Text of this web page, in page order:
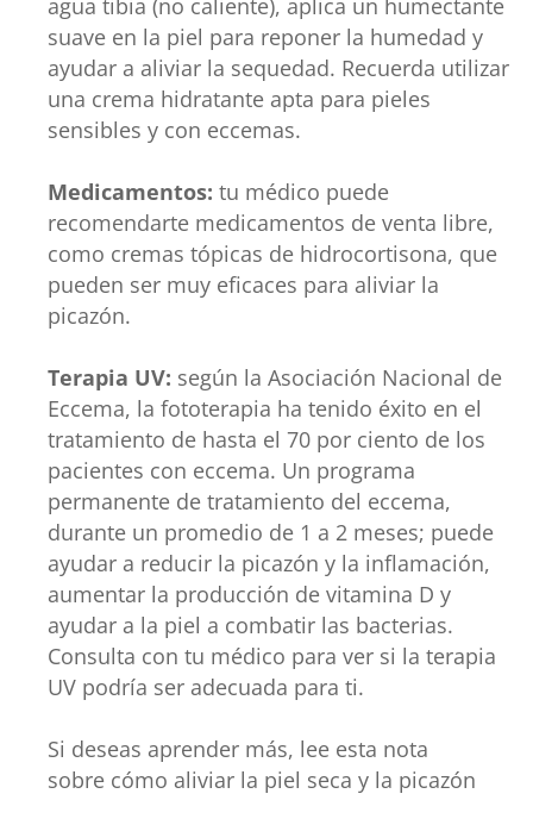
suave en la piel para reponer la humedad y
ayudar a aliviar la sequedad. Recuerda utilizar
una crema hidratante apta para pieles
sensibles y con eccemas.
Medicamentos: tu médico puede
recomendarte medicamentos de venta libre,
como cremas tópicas de hidrocortisona, que
pueden ser muy eficaces para aliviar la
picazón.
Terapia UV: según la Asociación Nacional de
Eccema, la fototerapia ha tenido éxito en el
tratamiento de hasta el 70 por ciento de los
pacientes con eccema. Un programa
permanente de tratamiento del eccema,
durante un promedio de 1 a 2 meses; puede
ayudar a reducir la picazón y la inflamación,
aumentar la producción de vitamina D y
ayudar a la piel a combatir las bacterias.
Consulta con tu médico para ver si la terapia
UV podría ser adecuada para ti.
Si deseas aprender más, lee esta nota
sobre cómo aliviar la piel seca y la picazón